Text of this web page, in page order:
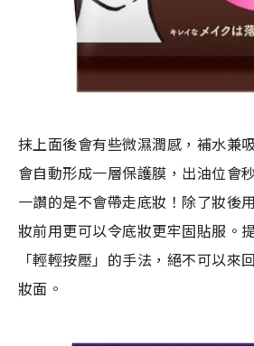
抹上面後會有些微濕潤感，補水兼
會自動形成一層保護膜，出油位會
一讚的是不會帶走底妝！除了妝後
妝前用更可以令底妝更牢固貼服。
「輕輕按壓」的手法，絕不可以來
妝面。